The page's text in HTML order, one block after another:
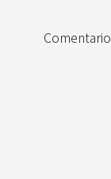
Comentario